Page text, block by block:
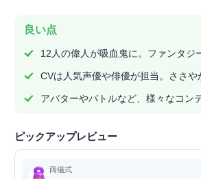
良い点
12人の偉人が吸血鬼に。ファンタジ
CVは人気声優や俳優が担当。ささや
アバターやバトルなど、様々なコン
ピックアップレビュー
両儀式